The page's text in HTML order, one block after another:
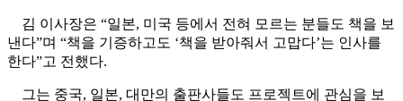
김 이사장은 “일본, 미국 등에서 전혀 모르는 분들도 책을 보
낸다”며 “책을 기증하고도 ‘책을 받아줘서 고맙다’는 인사를
한다”고 전했다.
그는 중국, 일본, 대만의 출판사들도 프로젝트에 관심을 보